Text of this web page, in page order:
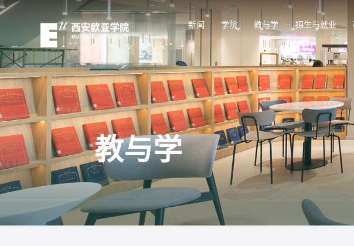
新闻 学院 教与学 招生与就业
教与学